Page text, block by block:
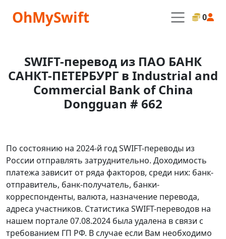
OhMySwift 0
SWIFT-перевод из ПАО БАНК
САНКТ-ПЕТЕРБУРГ в Industrial and
Commercial Bank of China
Dongguan # 662
По состоянию на 2024-й год SWIFT-переводы из
России отправлять затруднительно. Доходимость
платежа зависит от ряда факторов, среди них: банк-
отправитель, банк-получатель, банки-
корреспонденты, валюта, назначение перевода,
адреса участников. Статистика SWIFT-переводов на
нашем портале 07.08.2024 была удалена в связи с
требованием ГП РФ. В случае если Вам необходимо